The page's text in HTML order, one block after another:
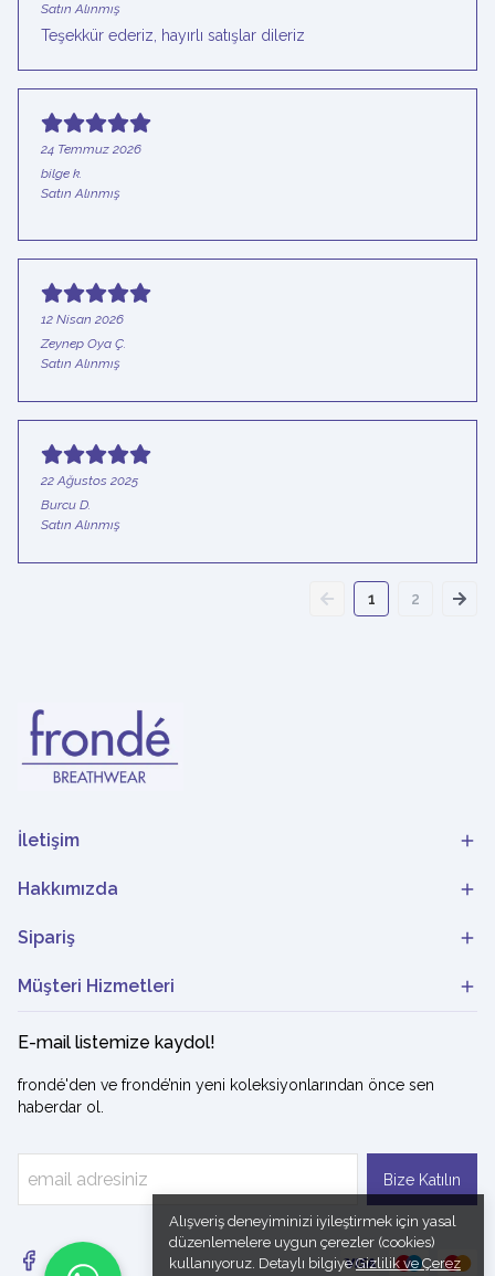
Alışveriş deneyiminizi iyileştirmek için yasal
düzenlemelere uygun çerezler (cookies)
kullanıyoruz. Detaylı bilgiyeGizlilik ve Çerez
Satın Alınmış
Teşekkür ederiz, hayırlı satışlar dileriz
24 Temmuz 2026
bilge k.
Satın Alınmış
12 Nisan 2026
Zeynep Oya Ç.
Satın Alınmış
22 Ağustos 2025
Burcu D.
Satın Alınmış
1 2
İletişim
Hakkımızda
Sipariş
Müşteri Hizmetleri
E-mail listemize kaydol!
frondé'den ve frondé’nin yeni koleksiyonlarından önce sen
haberdar ol.
Bize Katılın